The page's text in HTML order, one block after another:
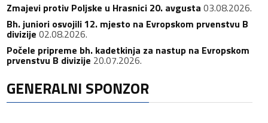
Zmajevi protiv Poljske u Hrasnici 20. avgusta 03.08.2026.
Bh. juniori osvojili 12. mjesto na Evropskom prvenstvu B
divizije 02.08.2026.
Počele pripreme bh. kadetkinja za nastup na Evropskom
prvenstvu B divizije 20.07.2026.
GENERALNI SPONZOR